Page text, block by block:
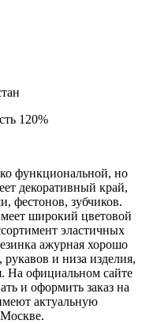
120%
функциональной, но
декоративный край,
фестонов, зубчиков.
широкий цветовой
эластичных
ажурная хорошо
и низа изделия,
На официальном сайте
и оформить заказ на
актуальную